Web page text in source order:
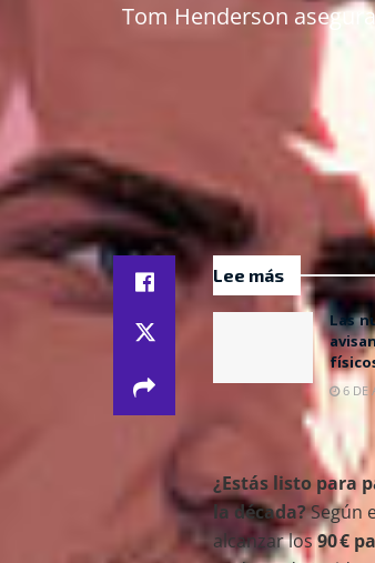
Tom Henderson
Lee más
Las
6 DE
¿Estás listo para
la década?Según
alcanzar los90 €